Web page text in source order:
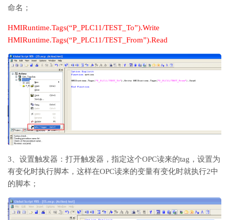
命名；
HMIRuntime.Tags(“P_PLC11/TEST_To”).Write
HMIRuntime.Tags(“P_PLC11/TEST_From”).Read
3、设置触发器：打开触发器，指定这个OPC读来的tag，设置为
有变化时执行脚本，这样在OPC读来的变量有变化时就执行2中
的脚本；